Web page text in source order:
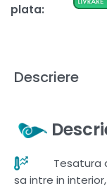
plata:
Descriere
Tesatura
sa intre in